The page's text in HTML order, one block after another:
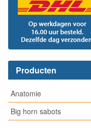
Producten
Anatomie
Big horn sabots